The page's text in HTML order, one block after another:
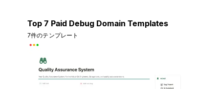
Top 7 Paid Debug Domain Templates
7件のテンプレート